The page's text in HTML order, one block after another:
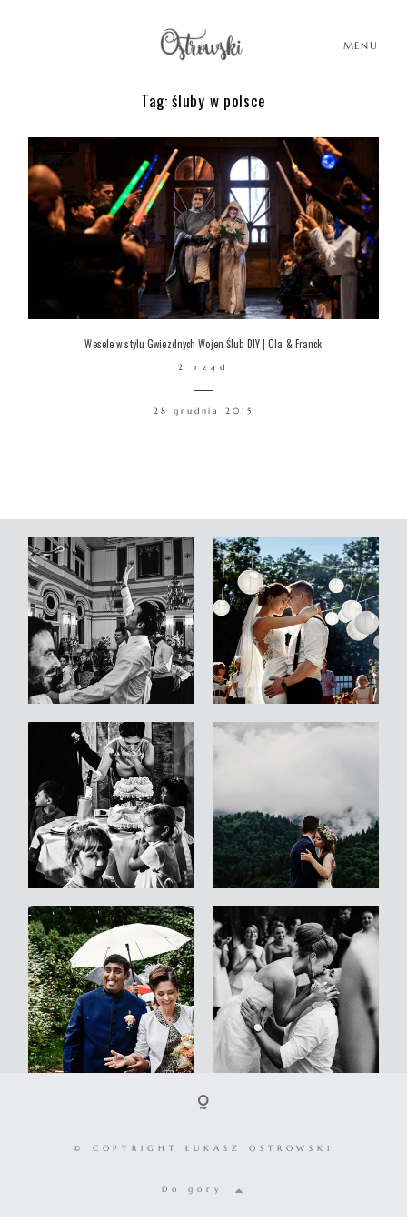
MENU
Tag: śluby w polsce
Wesele w stylu Gwiezdnych Wojen Ślub DIY | Ola & Franck
2 rząd
28 grudnia 2015
HISTORIE
PORTFOLIO
O MNIE
© COPYRIGHT ŁUKASZ OSTROWSKI
© COPYRIGHT ŁUKASZ OSTROWSKI
Do góry